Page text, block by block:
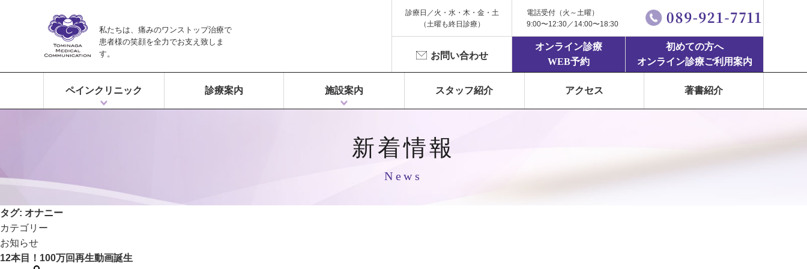
私たちは、痛みのワンストップ治療で
患者様の笑顔を全力でお支え致しま
す。
診療日／火・水・木・金・土
（土曜も終日診療）
電話受付（火～土曜）
9:00〜12:30／14:00〜18:30
お問い合わせ
オンライン診療
WEB予約
初めての方へ
オンライン診療ご利用案内
ペインクリニック 診療案内 施設案内 スタッフ紹介 アクセス 著書紹介
新着情報
News
タグ: オナニー
カテゴリー
お知らせ
12本目！100万回再生動画誕生